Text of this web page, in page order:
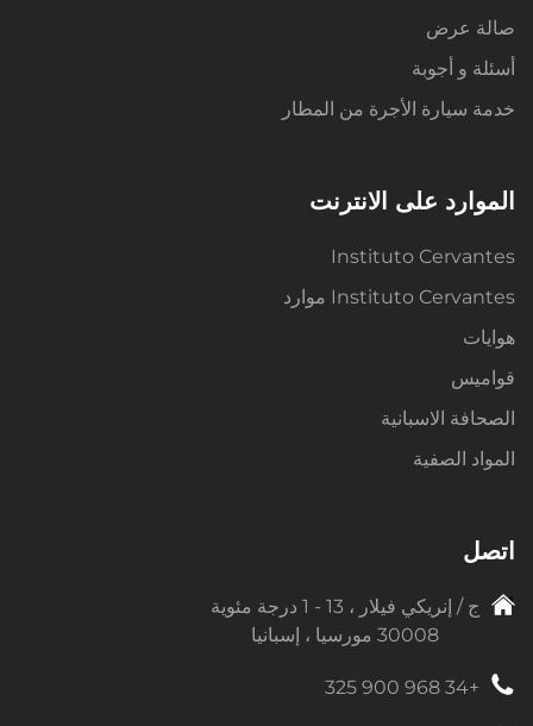
صالة عرض
أسئلة و أجوبة
خدمة سيارة الأجرة من المطار
الموارد على الانترنت
Instituto Cervantes
Instituto Cervantes موارد
هوايات
قواميس
الصحافة الاسبانية
المواد الصفية
اتصل
ج / إنريكي فيلار ، 13 - 1 درجة مئوية
30008 مورسيا ، إسبانيا
+34 968 900 325